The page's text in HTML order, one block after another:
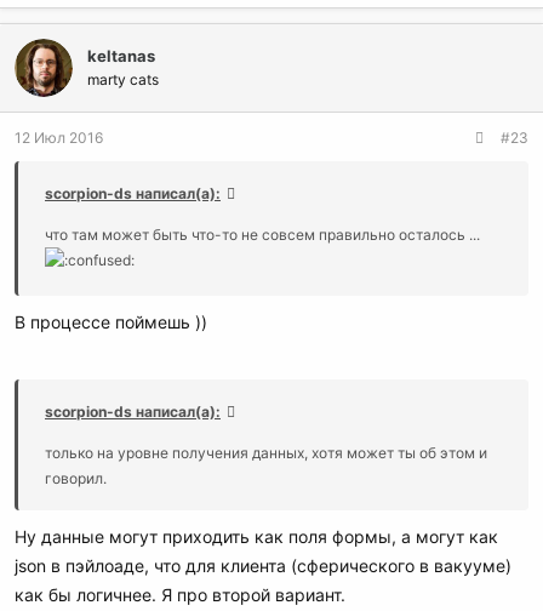
keltanas
marty cats
12 Июл 2016 #23
scorpion-ds написал(а):
что там может быть что-то не совсем правильно осталось ...
В процессе поймешь ))
scorpion-ds написал(а):
только на уровне получения данных, хотя может ты об этом и
говорил.
Ну данные могут приходить как поля формы, а могут как
json в пэйлоаде, что для клиента (сферического в вакууме)
как бы логичнее. Я про второй вариант.